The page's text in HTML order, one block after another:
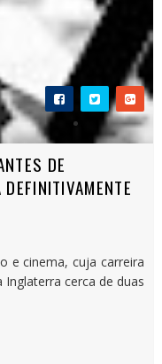
DE
e cinema, cuja carreira
cerca de duas